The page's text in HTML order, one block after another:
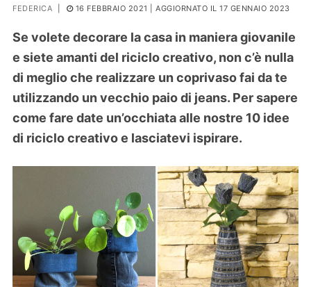
PIANTE
Ortaggio
Search for:
FEDERICA 16 FEBBRAIO 2021 | AGGIORNATO IL 17 GENNAIO 2023
Se volete decorare la casa in maniera giovanile
e siete amanti del riciclo creativo, non c’è nulla
di meglio che realizzare un coprivaso fai da te
utilizzando un vecchio paio di jeans. Per sapere
come fare date un’occhiata alle nostre 10 idee
di riciclo creativo e lasciatevi ispirare.